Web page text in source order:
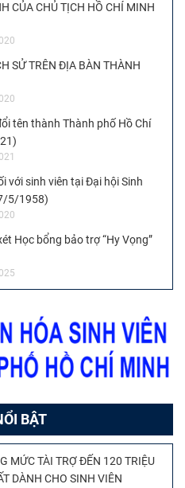
CỦA CHỦ TỊCH HỒ CHÍ MINH
SỬ TRÊN ĐỊA BÀN THÀNH
tên thành Thành phố Hồ Chí
với sinh viên tại Đại hội Sinh
5/1958)
Học bổng bảo trợ “Hy Vọng”
BẬT
MỨC TÀI TRỢ ĐẾN 120 TRIỆU
DÀNH CHO SINH VIÊN